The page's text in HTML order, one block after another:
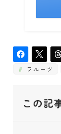
フルーツ
この記